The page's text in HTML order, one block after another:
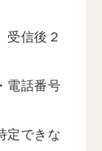
受信後２
電話番号
定できな